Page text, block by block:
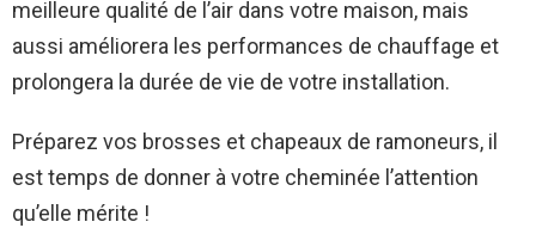
meilleure qualité de l’air dans votre maison, mais
aussi améliorera les performances de chauffage et
prolongera la durée de vie de votre installation.
Préparez vos brosses et chapeaux de ramoneurs, il
est temps de donner à votre cheminée l’attention
qu’elle mérite !